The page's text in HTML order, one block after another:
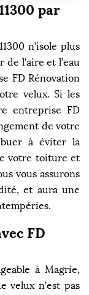
par
n’isole plus
l’aire et l’eau
FD Rénovation
velux. Si les
entreprise FD
de votre
à éviter la
votre toiture et
vous assurons
et aura une
FD
à Magrie,
velux n’est pas